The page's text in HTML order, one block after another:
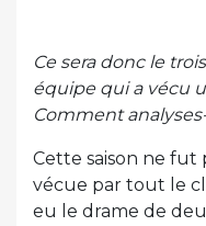
Ce sera donc le
équipe qui a vécu
Comment
Cette saison ne fut
vécue par tout le
eu le drame de